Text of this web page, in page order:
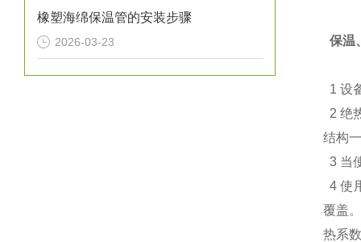
橡塑海绵保温管的安装步骤
2026-03-23 保温
1 设
2 绝
结构
3 当
4 使
覆盖
热系